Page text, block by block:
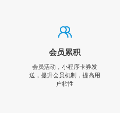
会员累积
会员活动，小程序卡券发
送，提升会员机制，提高用
户粘性